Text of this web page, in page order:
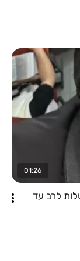
01:26
לרב עד